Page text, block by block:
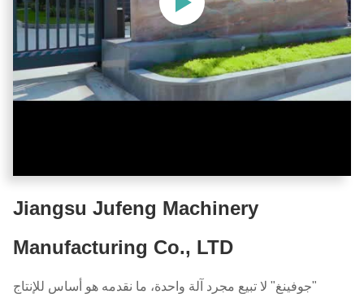
Jiangsu Jufeng Machinery
Manufacturing Co., LTD
"جوفينغ" لا تبيع مجرد آلة واحدة، ما نقدمه هو أساس للإنتاج